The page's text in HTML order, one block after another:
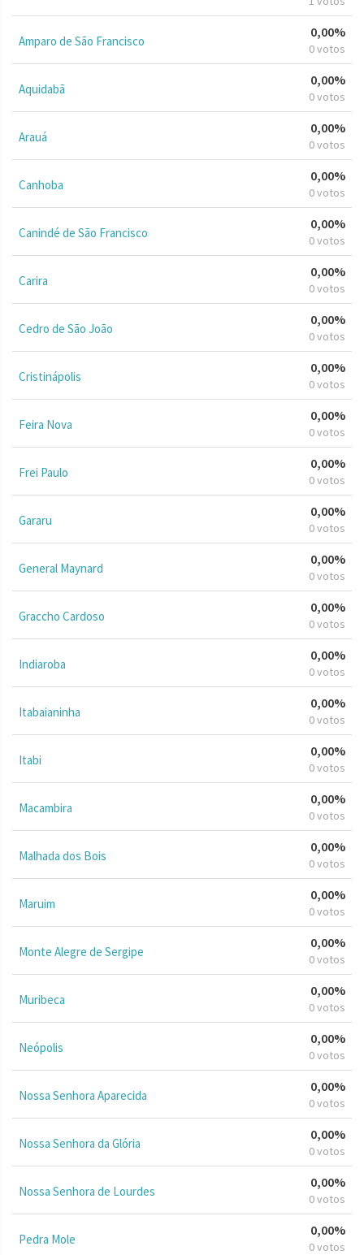
Amparo de São Francisco
0,00%
0 votos
Aquidabã
0,00%
0 votos
Arauá
0,00%
0 votos
Canhoba
0,00%
0 votos
Canindé de São Francisco
0,00%
0 votos
Carira
0,00%
0 votos
Cedro de São João
0,00%
0 votos
Cristinápolis
0,00%
0 votos
Feira Nova
0,00%
0 votos
Frei Paulo
0,00%
0 votos
Gararu
0,00%
0 votos
General Maynard
0,00%
0 votos
Graccho Cardoso
0,00%
0 votos
Indiaroba
0,00%
0 votos
Itabaianinha
0,00%
0 votos
Itabi
0,00%
0 votos
Macambira
0,00%
0 votos
Malhada dos Bois
0,00%
0 votos
Maruim
0,00%
0 votos
Monte Alegre de Sergipe
0,00%
0 votos
Muribeca
0,00%
0 votos
Neópolis
0,00%
0 votos
Nossa Senhora Aparecida
0,00%
0 votos
Nossa Senhora da Glória
0,00%
0 votos
Nossa Senhora de Lourdes
0,00%
0 votos
Pedra Mole
0,00%
0 votos